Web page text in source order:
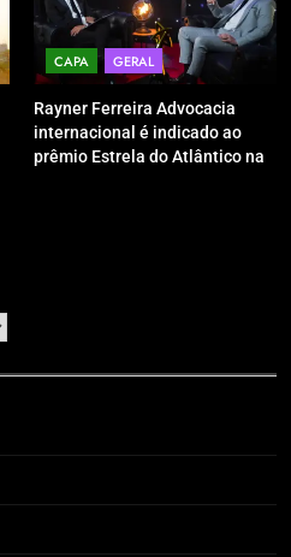
CAPA GERAL
Rayner Ferreira Advocacia
internacional é indicado ao
prêmio Estrela do Atlântico na